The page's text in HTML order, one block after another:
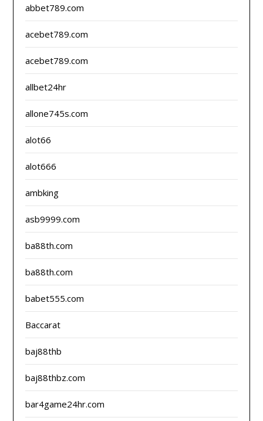
abbet789.com
acebet789.com
acebet789.com
allbet24hr
allone745s.com
alot66
alot666
ambking
asb9999.com
ba88th.com
ba88th.com
babet555.com
Baccarat
baj88thb
baj88thbz.com
bar4game24hr.com